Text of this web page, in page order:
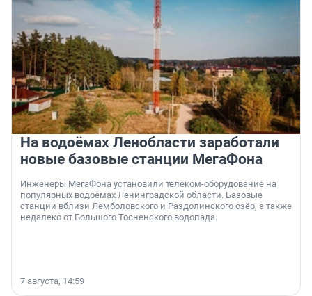
На водоёмах Ленобласти заработали
новые базовые станции МегаФона
Инженеры МегаФона установили телеком-оборудование на
популярных водоёмах Ленинградской области. Базовые
станции вблизи Лемболовского и Раздолинского озёр, а также
недалеко от Большого Тосненского водопада.
7 августа, 14:59